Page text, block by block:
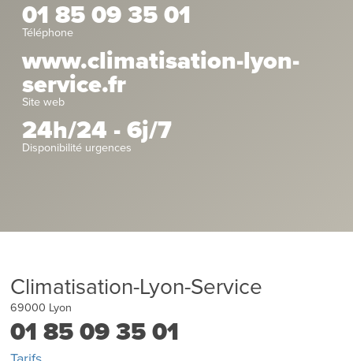
01 85 09 35 01
Téléphone
www.climatisation-lyon-
service.fr
Site web
24h/24 - 6j/7
Disponibilité urgences
Climatisation-Lyon-Service
69000 Lyon
01 85 09 35 01